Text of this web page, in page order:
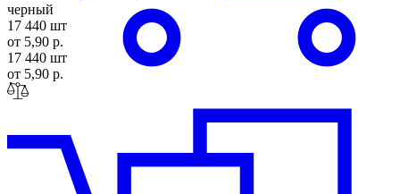
черный
17 440 шт
от 5,90 р.
17 440 шт
от 5,90 р.